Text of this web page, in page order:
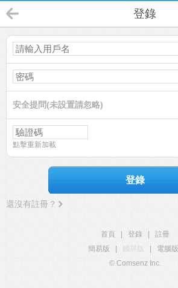
登錄
安全提問(未設置請忽略)
點擊重新加載
登錄
還沒有註冊？
首頁 登錄
註冊
簡易版
觸屏版 電腦版
© Comsenz Inc.